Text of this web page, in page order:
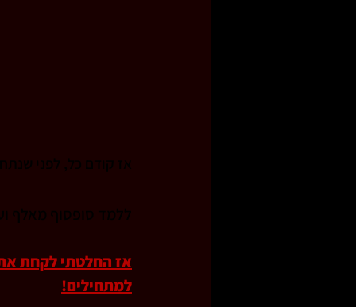
אז קודם כל, לפני
ללמד סופסוף מאלף
אז החלטתי לקחת את
למתחילים!